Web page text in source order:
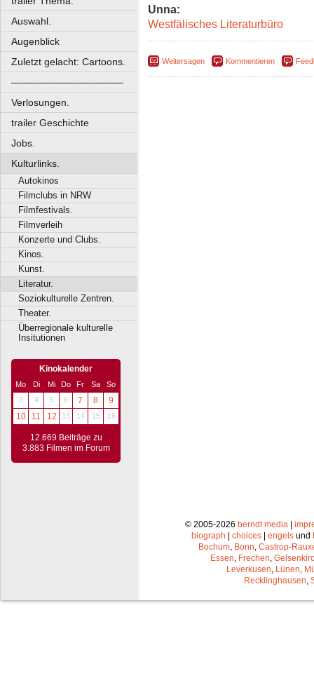
Auswahl.
Augenblick
Zuletzt gelacht: Cartoons.
––––––––––––––––––––
Verlosungen.
trailer Geschichte
Jobs.
Kulturlinks.
Autokinos
Filmclubs in NRW
Filmfestivals.
Filmverleih
Konzerte und Clubs.
Kinos.
Kunst.
Literatur.
Soziokulturelle Zentren.
Theater.
Überregionale kulturelle
Insitutionen
Kinokalender
Mo Di Mi Do Fr Sa
So
3
4 5 6 7 8
9
10
11 12 13 14 15 16
12.669 Beiträge zu
3.883 Filmen im Forum
Unna:
Westfälisches Literaturbüro
Weitersagen Kommentieren
© 2005-2026 berndt media|
biograph
choices engels und
Bochum, Bonn, Castrop-
Essen, Frechen,
Leverkusen, Lünen,
Recklinghausen,